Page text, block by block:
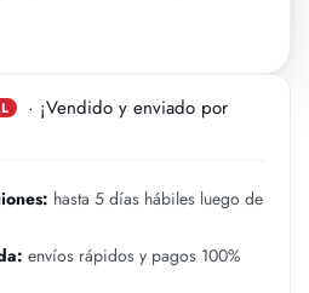
· ¡Vendido y enviado por
hasta 5 días hábiles luego de
envíos rápidos y pagos 100%